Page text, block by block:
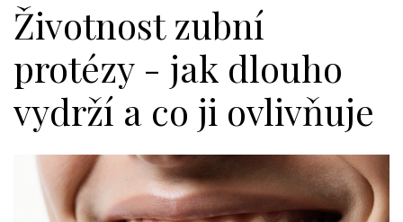
Životnost zubní
protézy - jak dlouho
vydrží a co ji ovlivňuje